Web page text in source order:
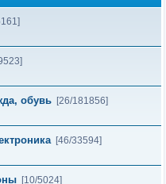
обувь [26/181856]
[46/33594]
[10/5024]